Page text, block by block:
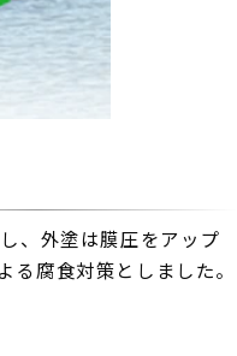
、外塗は膜圧をアップ
る腐食対策としました。